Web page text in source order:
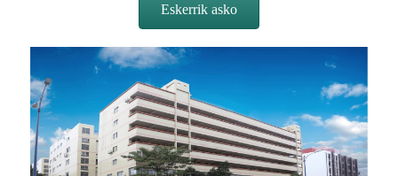
Eskerrik asko